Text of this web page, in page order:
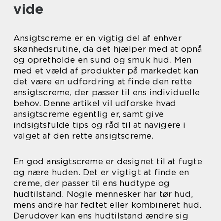
vide
Ansigtscreme er en vigtig del af enhver
skønhedsrutine, da det hjælper med at opnå
og opretholde en sund og smuk hud. Men
med et væld af produkter på markedet kan
det være en udfordring at finde den rette
ansigtscreme, der passer til ens individuelle
behov. Denne artikel vil udforske hvad
ansigtscreme egentlig er, samt give
indsigtsfulde tips og råd til at navigere i
valget af den rette ansigtscreme.
En god ansigtscreme er designet til at fugte
og nære huden. Det er vigtigt at finde en
creme, der passer til ens hudtype og
hudtilstand. Nogle mennesker har tør hud,
mens andre har fedtet eller kombineret hud.
Derudover kan ens hudtilstand ændre sig